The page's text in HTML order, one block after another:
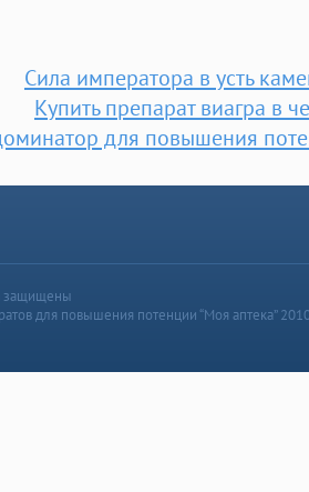
Сила императора в усть
Купить препарат виагра в
для повышения
защищены
для повышения потенции “Моя аптека”